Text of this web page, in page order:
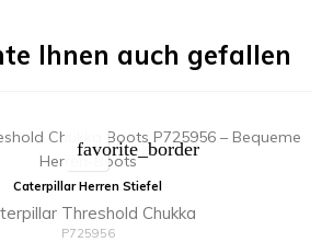
Ihnen auch gefallen
favorite_border
Caterpillar Herren Stiefel
Threshold Chukka
P725956